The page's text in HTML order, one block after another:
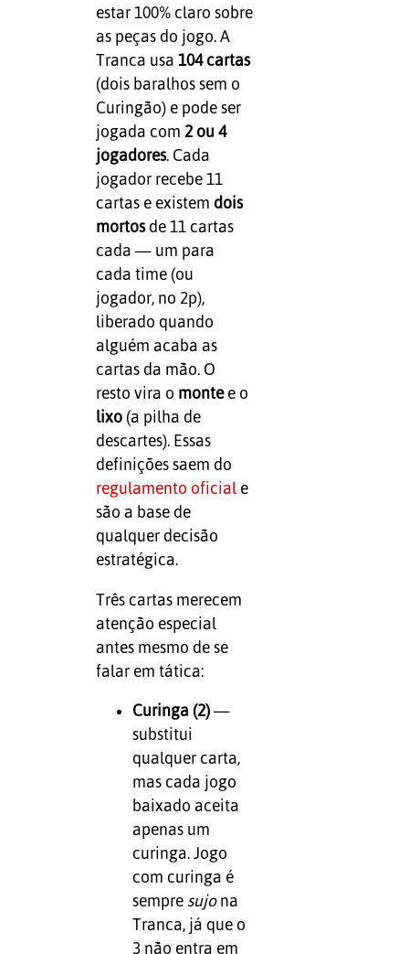
estar 100% claro sobre
as peças do jogo. A
Tranca usa 104 cartas
(dois baralhos sem o
Curingão) e pode ser
jogada com 2 ou 4
jogadores. Cada
jogador recebe 11
cartas e existem dois
mortosde 11 cartas
cada — um para
cada time (ou
jogador, no 2p),
liberado quando
alguém acaba as
cartas da mão. O
resto vira o montee o
lixo(a pilha de
descartes). Essas
definições saem do
regulamento oficiale
são a base de
qualquer decisão
estratégica.
Três cartas merecem
atenção especial
antes mesmo de se
falar em tática:
Curinga (2)—
substitui
qualquer carta,
mas cada jogo
baixado aceita
apenas um
curinga. Jogo
com curinga é
sempre sujona
Tranca, já que o
3 não entra em